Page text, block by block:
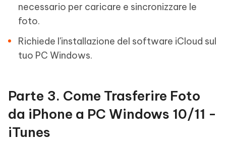
necessario per caricare e sincronizzare le
foto.
Richiede l'installazione del software iCloud sul
tuo PC Windows.
Parte 3. Come Trasferire Foto
da iPhone a PC Windows 10/11 -
iTunes